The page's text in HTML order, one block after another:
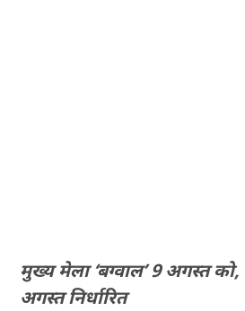
मुख्य मेला ‘बग्वाल’ 9 अगस्त
अगस्त निर्धारित